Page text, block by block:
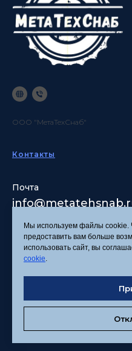
ООО "МетаТехСнаб"
Контакты
Почта
info
Мы используем файлы cookie.
предоставить вам больше
использовать сайт, вы
cookie.